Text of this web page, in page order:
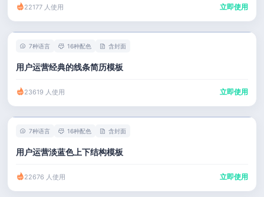
22177 人使用 立即使用
7种语言 16种配色 含封面
用户运营经典的线条简历模板
23619 人使用 立即使用
7种语言 16种配色 含封面
用户运营淡蓝色上下结构模板
22676 人使用 立即使用